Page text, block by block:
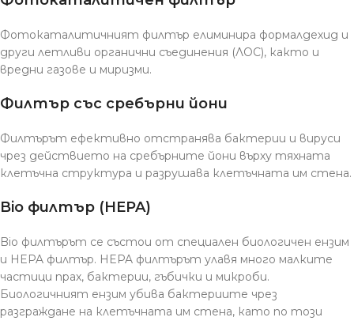
Фотокаталитичният филтър елиминира формалдехид и
други летливи органични съединения (ЛОС), както и
вредни газове и миризми.
Филтър със сребърни йони
Филтърът ефективно отстранява бактерии и вируси
чрез действието на сребърните йони върху тяхната
клетъчна структура и разрушава клетъчната им стена.
Bio филтър (HEPA)
Bio филтърът се състои от специален биологичен ензим
и HEPA филтър. HEPA филтърът улавя много малките
частици прах, бактерии, гъбички и микроби.
Биологичният ензим убива бактериите чрез
разграждане на клетъчната им стена, като по този